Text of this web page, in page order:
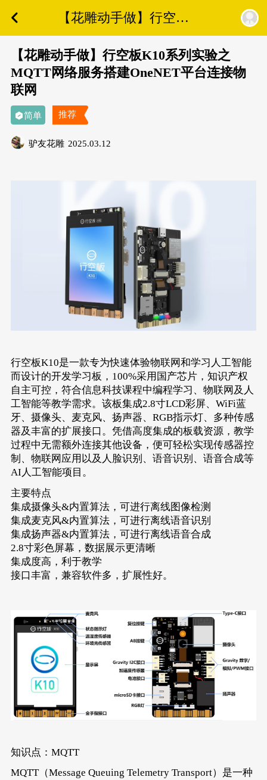
【花雕动手做】行空板
K10系列实验之MQTT网
络服务搭建OneNET平台
连接物联网
【花雕动手做】行空板K10系列实验之
MQTT网络服务搭建OneNET平台连接物
联网
简单 推荐
驴友花雕 2025.03.12
行空板K10是一款专为快速体验物联网和学习人工智能
而设计的开发学习板，100%采用国产芯片，知识产权
自主可控，符合信息科技课程中编程学习、物联网及人
工智能等教学需求。该板集成2.8寸LCD彩屏、WiFi蓝
牙、摄像头、麦克风、扬声器、RGB指示灯、多种传感
器及丰富的扩展接口。凭借高度集成的板载资源，教学
过程中无需额外连接其他设备，便可轻松实现传感器控
制、物联网应用以及人脸识别、语音识别、语音合成等
AI人工智能项目。
主要特点
集成摄像头&内置算法，可进行离线图像检测
集成麦克风&内置算法，可进行离线语音识别
集成扬声器&内置算法，可进行离线语音合成
2.8寸彩色屏幕，数据展示更清晰
集成度高，利于教学
接口丰富，兼容软件多，扩展性好。
知识点：MQTT
MQTT（Message Queuing Telemetry Transport）是一种